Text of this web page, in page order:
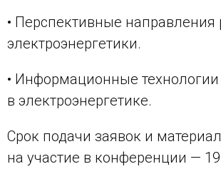
• Перспективные направления
электроэнергетики.
• Информационные технологии
в электроэнергетике.
Срок подачи заявок и
на участие в конференции —